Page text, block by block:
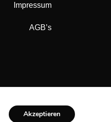
Impressum
AGB’s
Akzeptieren